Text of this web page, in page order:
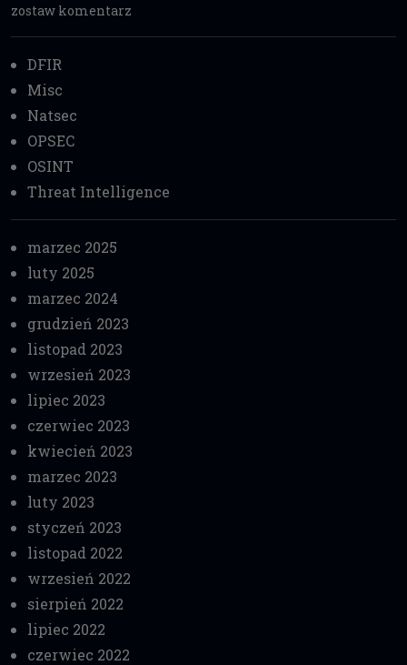
zostaw komentarz
DFIR
Misc
Natsec
OPSEC
OSINT
Threat Intelligence
marzec 2025
luty 2025
marzec 2024
grudzień 2023
listopad 2023
wrzesień 2023
lipiec 2023
czerwiec 2023
kwiecień 2023
marzec 2023
luty 2023
styczeń 2023
listopad 2022
wrzesień 2022
sierpień 2022
lipiec 2022
czerwiec 2022